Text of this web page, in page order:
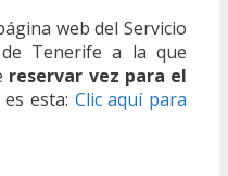
web del Servicio
Tenerife a la que
reservar vez para el
es esta: Clic aquí para